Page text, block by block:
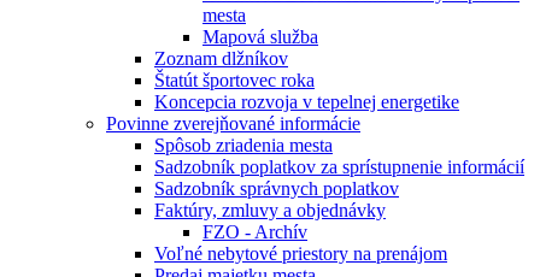
mesta
Mapová služba
Zoznam dlžníkov
Štatút športovec roka
Koncepcia rozvoja v tepelnej energetike
Povinne zverejňované informácie
Spôsob zriadenia mesta
Sadzobník poplatkov za sprístupnenie informácií
Sadzobník správnych poplatkov
Faktúry, zmluvy a objednávky
FZO - Archív
Voľné nebytové priestory na prenájom